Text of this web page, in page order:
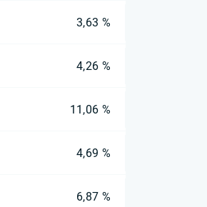
3,63 %
4,26 %
11,06 %
4,69 %
6,87 %